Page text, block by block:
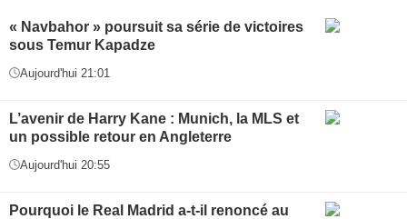
« Navbahor » poursuit sa série de victoires
sous Temur Kapadze
Aujourd'hui 21:01
L’avenir de Harry Kane : Munich, la MLS et
un possible retour en Angleterre
Aujourd'hui 20:55
Pourquoi le Real Madrid a-t-il renoncé au